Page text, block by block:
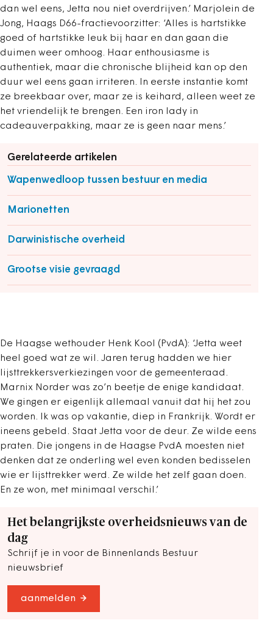
dan wel eens, Jetta nou niet overdrijven.’ Marjolein de
Jong, Haags D66-fractievoorzitter: ‘Alles is hartstikke
goed of hartstikke leuk bij haar en dan gaan die
duimen weer omhoog. Haar enthousiasme is
authentiek, maar die chronische blijheid kan op den
duur wel eens gaan irriteren. In eerste instantie komt
ze breekbaar over, maar ze is keihard, alleen weet ze
het vriendelijk te brengen. Een iron lady in
cadeauverpakking, maar ze is geen naar mens.’
Gerelateerde artikelen
Wapenwedloop tussen bestuur en media
Marionetten
Darwinistische overheid
Grootse visie gevraagd
De Haagse wethouder Henk Kool (PvdA): ‘Jetta weet
heel goed wat ze wil. Jaren terug hadden we hier
lijsttrekkersverkiezingen voor de gemeenteraad.
Marnix Norder was zo’n beetje de enige kandidaat.
We gingen er eigenlijk allemaal vanuit dat hij het zou
worden. Ik was op vakantie, diep in Frankrijk. Wordt er
ineens gebeld. Staat Jetta voor de deur. Ze wilde eens
praten. Die jongens in de Haagse PvdA moesten niet
denken dat ze onderling wel even konden bedisselen
wie er lijsttrekker werd. Ze wilde het zelf gaan doen.
En ze won, met minimaal verschil.’
Het belangrijkste overheidsnieuws van de
dag
Schrijf je in voor de Binnenlands Bestuur
nieuwsbrief
aanmelden